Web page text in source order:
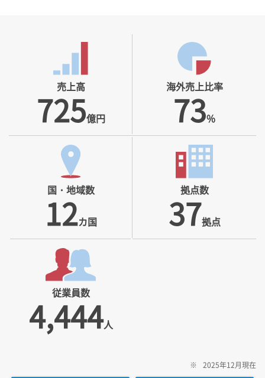
売上高
725億円
海外売上比率
73%
国・地域数
12カ国
拠点数
37拠点
従業員数
4,444人
※ 2025年12月現在